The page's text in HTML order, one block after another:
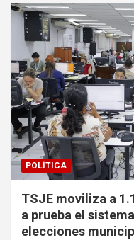
POLÍTICA
TSJE moviliza a
a prueba el
elecciones